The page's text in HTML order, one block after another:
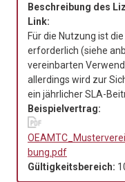
Beschreibung des
Link:
Für die Nutzung ist
erforderlich (siehe
vereinbarten
allerdings wird zur
ein jährlicher SLA-
Beispielvertrag:
bung.pdf
Gültigkeitsbereich: